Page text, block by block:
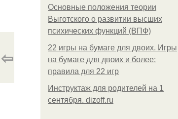
Основные положения теории
Выготского о развитии высших
психических функций (ВПФ)
22 игры на бумаге для двоих. Игры
на бумаге для двоих и более:
правила для 22 игр
Инструктаж для родителей на 1
сентября. dizoff.ru
⇦